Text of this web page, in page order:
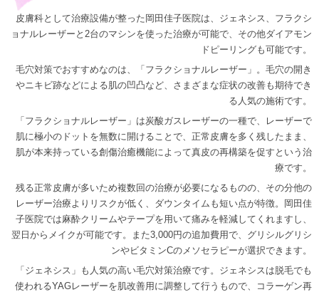
皮膚科として治療設備が整った岡田佳子医院は、ジェネシス、フラクシ
ョナルレーザーと2台のマシンを使った治療が可能で、その他ダイアモン
ドピーリングも可能です。
毛穴対策でおすすめなのは、「フラクショナルレーザー」。毛穴の開き
やニキビ跡などによる肌の凹凸など、さまざまな症状の改善も期待でき
る人気の施術です。
「フラクショナルレーザー」は炭酸ガスレーザーの一種で、レーザーで
肌に極小のドットを無数に開けることで、正常皮膚を多く残したまま、
肌が本来持っている創傷治癒機能によって真皮の再構築を促すという治
療です。
残る正常皮膚が多いため複数回の治療が必要になるものの、その分他の
レーザー治療よりリスクが低く、ダウンタイムも短い点が特徴。岡田佳
子医院では麻酔クリームやテープを用いて痛みを軽減してくれますし、
翌日からメイクが可能です。また3,000円の追加費用で、グリシルグリシ
ンやビタミンCのメソセラピーが選択できます。
「ジェネシス」も人気の高い毛穴対策治療です。ジェネシスは脱毛でも
使われるYAGレーザーを肌改善用に調整して行うもので、コラーゲン再